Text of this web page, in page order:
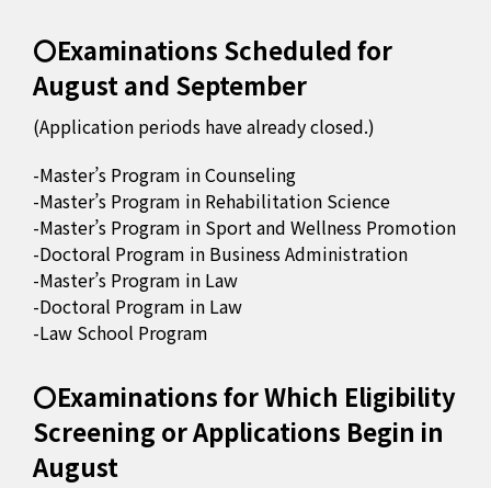
〇Examinations Scheduled for
August and September
(Application periods have already closed.)
-Master’s Program in Counseling
-Master’s Program in Rehabilitation Science
-Master’s Program in Sport and Wellness Promotion
-Doctoral Program in Business Administration
-Master’s Program in Law
-Doctoral Program in Law
-Law School Program
〇Examinations for Which Eligibility
Screening or Applications Begin in
August